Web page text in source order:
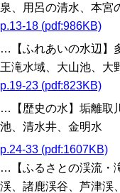
泉、用呂の清水、本宮
p.13-18 (pdf:986KB)
…【ふれあいの水辺】
王滝水域、大山池、大
p.19-23 (pdf:823KB)
…【歴史の水】垢離取
池、清水井、金明水
p.24-33 (pdf:1607KB)
…【ふるさとの渓流・
渓、諸鹿渓谷、芦津渓